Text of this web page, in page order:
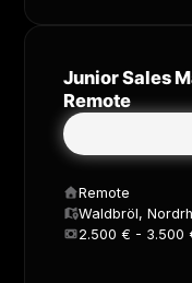
Junior Sales
Remote
Remote
Waldbröl,
2.500 € - 3.500